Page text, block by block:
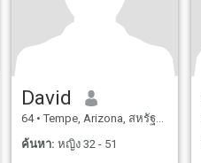
David
64 • Tempe, Arizona, สหรัฐอเมริกา
ค้นหา: หญิง 32 - 51